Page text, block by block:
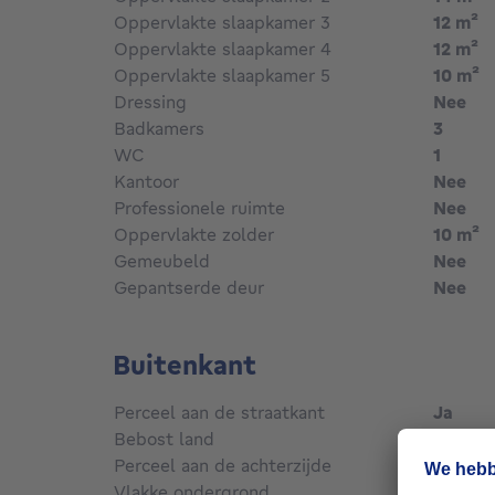
Oppervlakte slaapkamer 3
12 m²
Oppervlakte slaapkamer 4
12 m²
Oppervlakte slaapkamer 5
10 m²
Dressing
Nee
Badkamers
3
WC
1
Kantoor
Nee
Professionele ruimte
Nee
Oppervlakte zolder
10 m²
Gemeubeld
Nee
Gepantserde deur
Nee
Buitenkant
Perceel aan de straatkant
Ja
Bebost land
Perceel aan de achterzijde
Nee